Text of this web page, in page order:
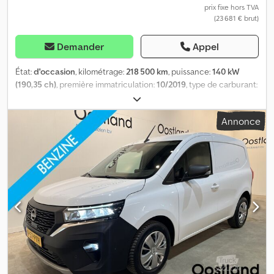
prix fixe hors TVA
(23 681 € brut)
Demander Appel
État:d'occasion, kilométrage:218 500 km, puissance:140 kW
(190,35 ch), première immatriculation:10/2019, type de carburant:
, couleur:
automatique, classe d'émission:Euro 6, nombre de sièges:2,
longueur totale:5 330 mm, largeur totale:
, hauteur
1 840 mm , Équipement:
ABS, climatisation, programme
électronique de stabilité (ESP), système de navigation,
verrouillage centralisé, Vous recherchez un autre modèle, une
autre motorisation, d’autres dimensions ou d’autres options ?
N’hésitez pas à nous contacter. Nous proposons des solutions de
financement et de location à des conditions avantageuses, y
compris pour les Pays-Bas, l’Autriche et les jeunes entreprises !
Intérieur : * Climatisation * Système audio avec radio et lecteur
CD * Système de navigation * Radio numérique (DAB) *
Rétroviseur intérieur à atténuation automatique * Compartiment
pour lunettes * 6 haut-parleurs * Système d’information
Annonce